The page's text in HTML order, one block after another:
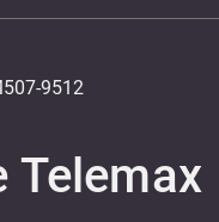
9512
Telemax